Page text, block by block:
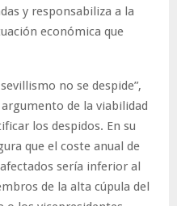
y responsabiliza a la
económica que
no se despide”,
de la viabilidad
los despidos. En su
que el coste anual de
sería inferior al
de la alta cúpula del